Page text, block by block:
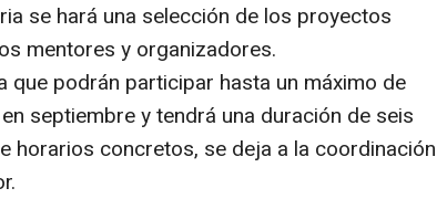
se hará una selección de los proyectos
mentores y organizadores.
que podrán participar hasta un máximo de
septiembre y tendrá una duración de seis
horarios concretos, se deja a la coordinación